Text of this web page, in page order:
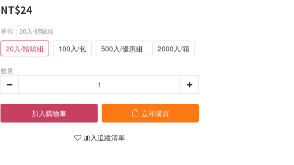
NT$24
單位 : 20入/體驗組
20入/體驗組 100入/包 500入/優惠組 2000入/箱
數量
加入購物車 立即購買
加入追蹤清單